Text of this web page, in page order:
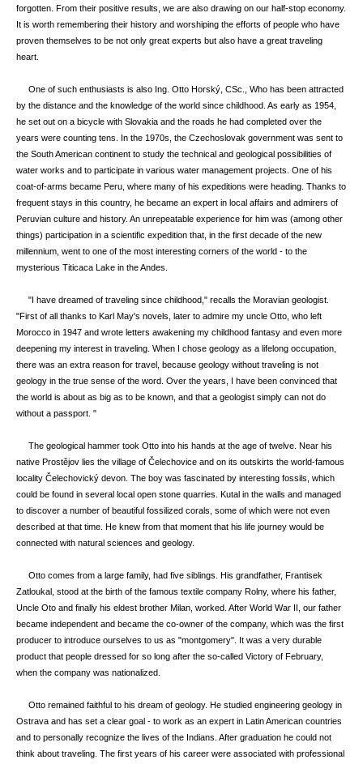
forgotten. From their positive results, we are also drawing on our half-stop economy.
It is worth remembering their history and worshiping the efforts of people who have
proven themselves to be not only great experts but also have a great traveling
heart.
One of such enthusiasts is also Ing. Otto Horský, CSc., Who has been attracted
by the distance and the knowledge of the world since childhood. As early as 1954,
he set out on a bicycle with Slovakia and the roads he had completed over the
years were counting tens. In the 1970s, the Czechoslovak government was sent to
the South American continent to study the technical and geological possibilities of
water works and to participate in various water management projects. One of his
coat-of-arms became Peru, where many of his expeditions were heading. Thanks to
frequent stays in this country, he became an expert in local affairs and admirers of
Peruvian culture and history. An unrepeatable experience for him was (among other
things) participation in a scientific expedition that, in the first decade of the new
millennium, went to one of the most interesting corners of the world - to the
mysterious Titicaca Lake in the Andes.
"I have dreamed of traveling since childhood," recalls the Moravian geologist.
"First of all thanks to Karl May's novels, later to admire my uncle Otto, who left
Morocco in 1947 and wrote letters awakening my childhood fantasy and even more
deepening my interest in traveling. When I chose geology as a lifelong occupation,
there was an extra reason for travel, because geology without traveling is not
geology in the true sense of the word. Over the years, I have been convinced that
the world is about as big as to be known, and that a geologist simply can not do
without a passport. "
The geological hammer took Otto into his hands at the age of twelve. Near his
native Prostějov lies the village of Čelechovice and on its outskirts the world-famous
locality Čelechovický devon. The boy was fascinated by interesting fossils, which
could be found in several local open stone quarries. Kutal in the walls and managed
to discover a number of beautiful fossilized corals, some of which were not even
described at that time. He knew from that moment that his life journey would be
connected with natural sciences and geology.
Otto comes from a large family, had five siblings. His grandfather, Frantisek
Zatloukal, stood at the birth of the famous textile company Rolny, where his father,
Uncle Oto and finally his eldest brother Milan, worked. After World War II, our father
became independent and became the co-owner of the company, which was the first
producer to introduce ourselves to us as "montgomery". It was a very durable
product that people dressed for so long after the so-called Victory of February,
when the company was nationalized.
Otto remained faithful to his dream of geology. He studied engineering geology in
Ostrava and has set a clear goal - to work as an expert in Latin American countries
and to personally recognize the lives of the Indians. After graduation he could not
think about traveling. The first years of his career were associated with professional